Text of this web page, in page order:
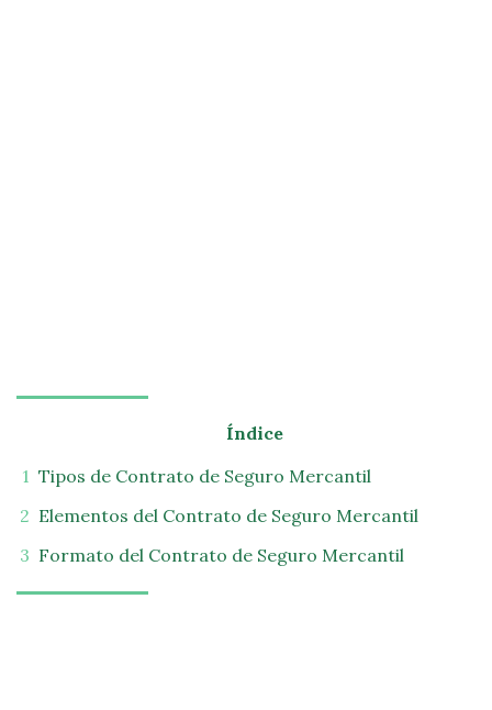
Índice
Tipos de Contrato de Seguro Mercantil
Elementos del Contrato de Seguro Mercantil
Formato del Contrato de Seguro Mercantil